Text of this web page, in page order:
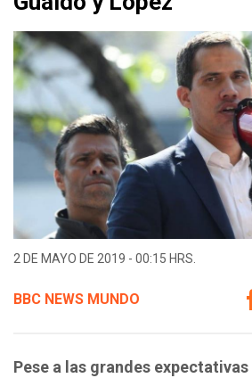
2 DE MAYO DE 2019 - 00:15 HRS.
BBC NEWS MUNDO
Pese a las grandes expectativas